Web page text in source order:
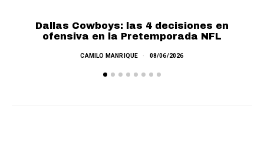
Dallas Cowboys: las 4 decisiones en
ofensiva en la Pretemporada NFL
CAMILO MANRIQUE 08/06/2026